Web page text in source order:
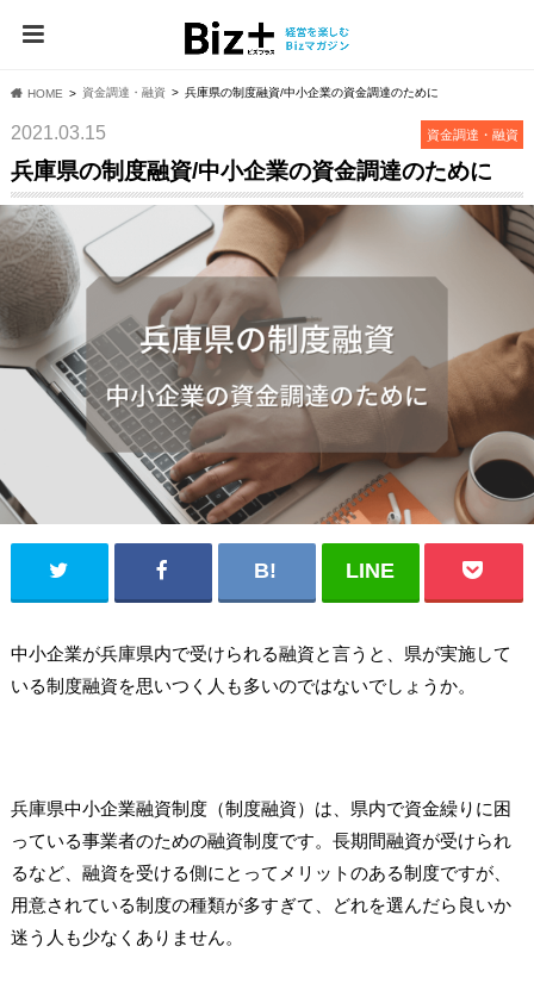
HOME 資⾦調達・融資 兵庫県の制度融資/中小企業の資金調達のために
2021.03.15 資⾦調達・融資
兵庫県の制度融資/中小企業の資金調達のために
中小企業が兵庫県内で受けられる融資と言うと、県が実施して
いる制度融資を思いつく人も多いのではないでしょうか。
兵庫県中小企業融資制度（制度融資）は、県内で資金繰りに困
っている事業者のための融資制度です。長期間融資が受けられ
るなど、融資を受ける側にとってメリットのある制度ですが、
用意されている制度の種類が多すぎて、どれを選んだら良いか
迷う人も少なくありません。